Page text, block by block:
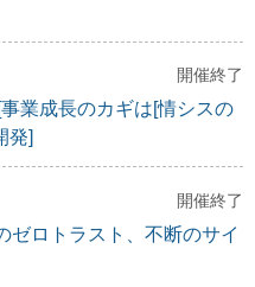
開催終了
業成長のカギは[情シスの
発]
開催終了
ゼロトラスト、不断のサイ